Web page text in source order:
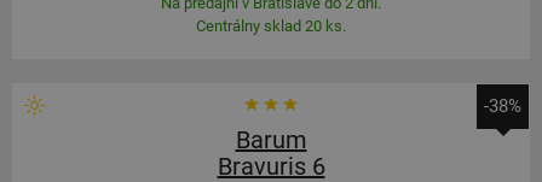
Centrálny sklad 20 ks.
-38%
Barum
Bravuris 6